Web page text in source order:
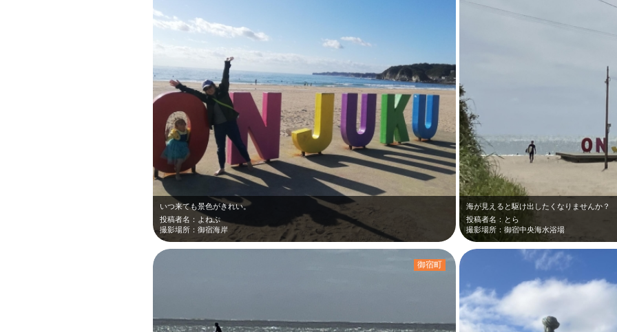
いつ来ても景色がきれい。
投稿者名：よねぷ
撮影場所：御宿海岸
海が見えると駆け出したくなりませんか？
投稿者名：とら
撮影場所：御宿中央海水浴場
御宿町